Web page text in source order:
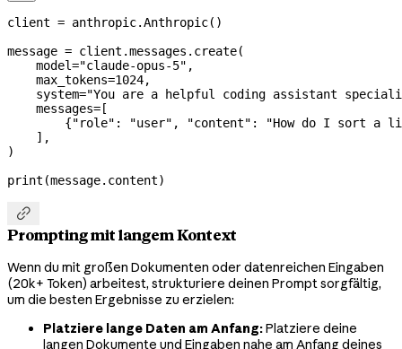
client = anthropic.Anthropic()
message = client.messages.create(
    model
="claude-opus-5" ,
    max_tokens
=1024,
    system
="You are a helpful coding assistant
    messages
= [
        {
"role" : "user" , "content" :
"How do I sort a
    ],
)
print (message.content)

Prompting mit langem Kontext
Wenn du mit großen Dokumenten oder datenreichen Eingaben
(20k+ Token) arbeitest, strukturiere deinen Prompt sorgfältig,
um die besten Ergebnisse zu erzielen:
Platziere lange Daten am Anfang:Platziere deine
langen Dokumente und Eingaben nahe am Anfang deines